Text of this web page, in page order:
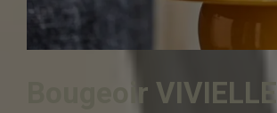
Bougeoir VIVIELLE